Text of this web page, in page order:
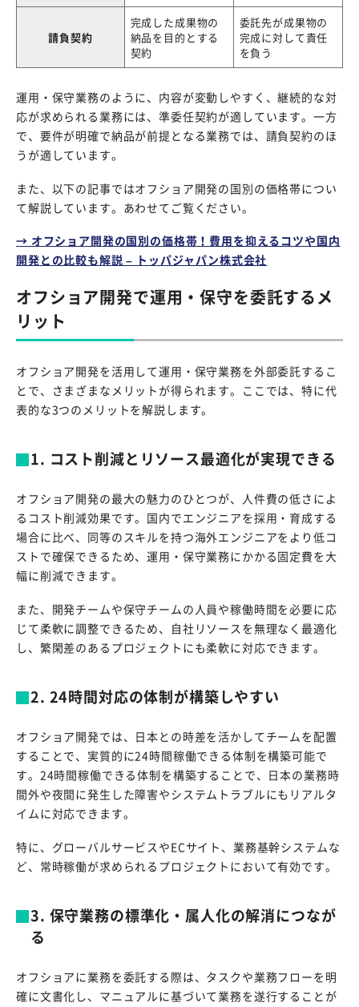
請負契約
完成した成果物の
納品を目的とする
契約
委託先が成果物の
完成に対して責任
を負う
運用・保守業務のように、内容が変動しやすく、継続的な対
応が求められる業務には、準委任契約が適しています。一方
で、要件が明確で納品が前提となる業務では、請負契約のほ
うが適しています。
また、以下の記事ではオフショア開発の国別の価格帯につい
て解説しています。あわせてご覧ください。
→ オフショア開発の国別の価格帯！費用を抑えるコツや国内
開発との比較も解説 – トッパジャパン株式会社
オフショア開発で運用・保守を委託するメ
リット
オフショア開発を活用して運用・保守業務を外部委託するこ
とで、さまざまなメリットが得られます。ここでは、特に代
表的な3つのメリットを解説します。
1. コスト削減とリソース最適化が実現できる
オフショア開発の最大の魅力のひとつが、人件費の低さによ
るコスト削減効果です。国内でエンジニアを採用・育成する
場合に比べ、同等のスキルを持つ海外エンジニアをより低コ
ストで確保できるため、運用・保守業務にかかる固定費を大
幅に削減できます。
また、開発チームや保守チームの人員や稼働時間を必要に応
じて柔軟に調整できるため、自社リソースを無理なく最適化
し、繁閑差のあるプロジェクトにも柔軟に対応できます。
2. 24時間対応の体制が構築しやすい
オフショア開発では、日本との時差を活かしてチームを配置
することで、実質的に24時間稼働できる体制を構築可能で
す。24時間稼働できる体制を構築することで、日本の業務時
間外や夜間に発生した障害やシステムトラブルにもリアルタ
イムに対応できます。
特に、グローバルサービスやECサイト、業務基幹システムな
ど、常時稼働が求められるプロジェクトにおいて有効です。
3. 保守業務の標準化・属人化の解消につなが
る
オフショアに業務を委託する際は、タスクや業務フローを明
確に文書化し、マニュアルに基づいて業務を遂行することが